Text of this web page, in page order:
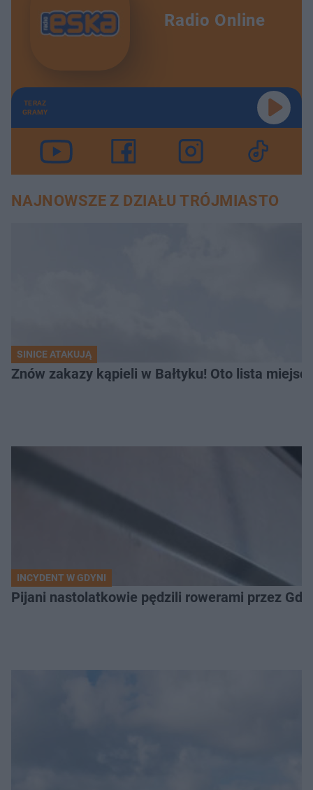
Radio Online
TERAZ
GRAMY
NAJNOWSZE Z DZIAŁU TRÓJMIASTO
SINICE ATAKUJĄ
Znów zakazy kąpieli w Bałtyku! Oto lista miejsc
INCYDENT W GDYNI
Pijani nastolatkowie pędzili rowerami przez